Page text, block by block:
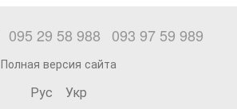
095 29 58 988 093 97 59 989
Полная версия сайта
Рус Укр